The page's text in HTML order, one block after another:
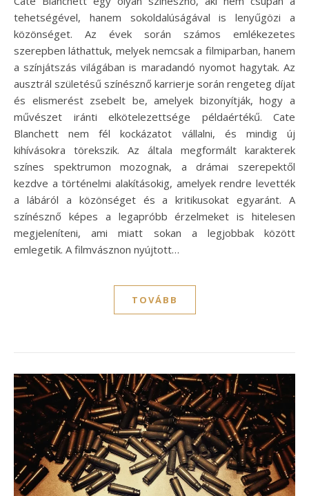
tehetségével, hanem sokoldalúságával is lenyűgözi a
közönséget. Az évek során számos emlékezetes
szerepben láthattuk, melyek nemcsak a filmiparban, hanem
a színjátszás világában is maradandó nyomot hagytak. Az
ausztrál születésű színésznő karrierje során rengeteg díjat
és elismerést zsebelt be, amelyek bizonyítják, hogy a
művészet iránti elkötelezettsége példaértékű. Cate
Blanchett nem fél kockázatot vállalni, és mindig új
kihívásokra törekszik. Az általa megformált karakterek
színes spektrumon mozognak, a drámai szerepektől
kezdve a történelmi alakításokig, amelyek rendre levették
a lábáról a közönséget és a kritikusokat egyaránt. A
színésznő képes a legapróbb érzelmeket is hitelesen
megjeleníteni, ami miatt sokan a legjobbak között
emlegetik. A filmvásznon nyújtott…
TOVÁBB